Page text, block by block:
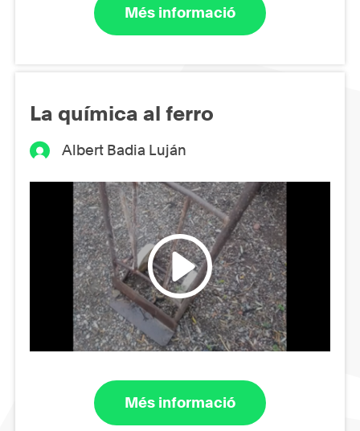
Més informació
La química al ferro
Albert Badia Luján
Més informació